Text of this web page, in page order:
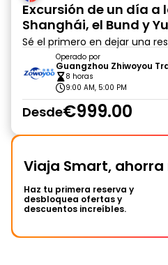
Excursión de un día a
Shanghái, el Bund y
Sé el primero en dejar una
Operado por
Guangzhou Zhiwoyou
8 horas
9:00 AM, 5:00 PM
Desde€999.00
Viaja Smart, ahorra
Haz tu primera reserva y
desbloquea ofertas y
descuentos increíbles.